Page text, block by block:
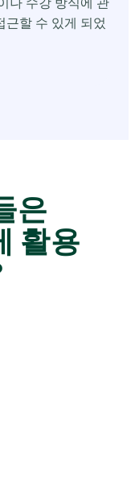
근할 수 있게 되었
은
활용